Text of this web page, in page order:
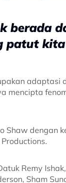
mencipta
dengan
Remy
Sham